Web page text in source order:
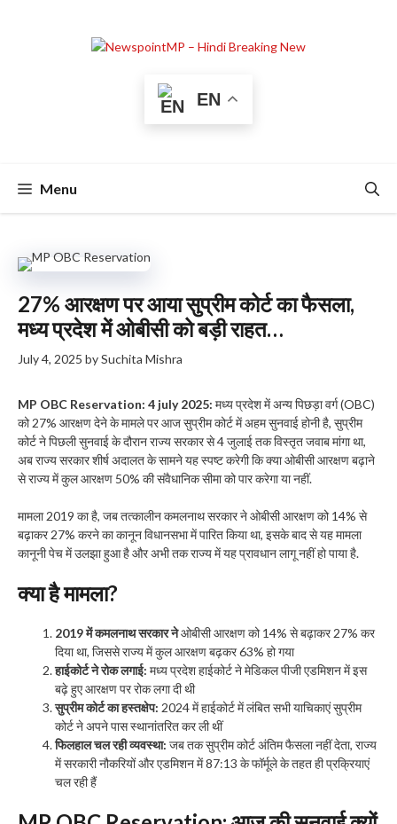
EN
Menu
27% आरक्षण पर आया सुप्रीम कोर्ट का फैसला,
मध्य प्रदेश में ओबीसी को बड़ी राहत…
July 4, 2025 bySuchita Mishra
MP OBC Reservation: 4 july 2025: मध्य प्रदेश में अन्य पिछड़ा वर्ग (OBC)
को 27% आरक्षण देने के मामले पर आज सुप्रीम कोर्ट में अहम सुनवाई होनी है, सुप्रीम
कोर्ट ने पिछली सुनवाई के दौरान राज्य सरकार से 4 जुलाई तक विस्तृत जवाब मांगा था,
अब राज्य सरकार शीर्ष अदालत के सामने यह स्पष्ट करेगी कि क्या ओबीसी आरक्षण बढ़ाने
से राज्य में कुल आरक्षण 50% की संवैधानिक सीमा को पार करेगा या नहीं.
मामला 2019 का है, जब तत्कालीन कमलनाथ सरकार ने ओबीसी आरक्षण को 14% से
बढ़ाकर 27% करने का कानून विधानसभा में पारित किया था, इसके बाद से यह मामला
कानूनी पेच में उलझा हुआ है और अभी तक राज्य में यह प्रावधान लागू नहीं हो पाया है.
क्या है मामला?
2019 में कमलनाथ सरकार नेओबीसी आरक्षण को 14% से बढ़ाकर 27% कर
दिया था, जिससे राज्य में कुल आरक्षण बढ़कर 63% हो गया
हाईकोर्ट ने रोक लगाई: मध्य प्रदेश हाईकोर्ट ने मेडिकल पीजी एडमिशन में इस
बढ़े हुए आरक्षण पर रोक लगा दी थी
सुप्रीम कोर्ट का हस्तक्षेप: 2024 में हाईकोर्ट में लंबित सभी याचिकाएं सुप्रीम
कोर्ट ने अपने पास स्थानांतरित कर ली थीं
फिलहाल चल रही व्यवस्था: जब तक सुप्रीम कोर्ट अंतिम फैसला नहीं देता, राज्य
में सरकारी नौकरियों और एडमिशन में 87:13 के फॉर्मूले के तहत ही प्रक्रियाएं
चल रही हैं